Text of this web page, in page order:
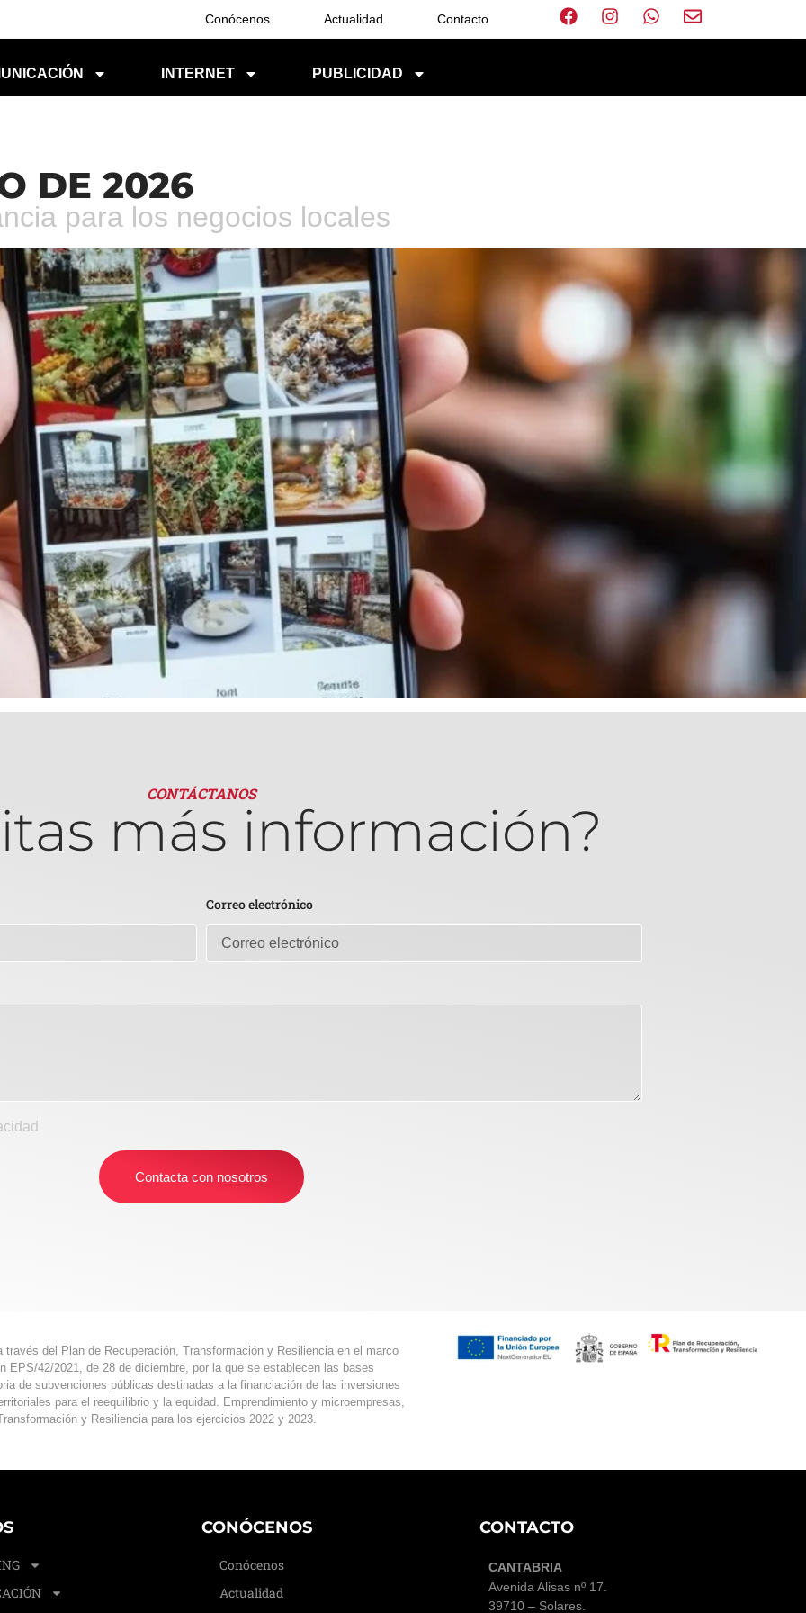
Conócenos Actualidad Contacto
INTERNET PUBLICIDAD
DE 2026
para los negocios locales
más información?
CONTÁCTANOS
Correo electrónico
Contacta con nosotros
del Plan de Recuperación, Transformación y Resiliencia en el marco
EPS/42/2021, de 28 de diciembre, por la que se establecen las bases
de subvenciones públicas destinadas a la financiación de las inversiones
para el reequilibrio y la equidad. Emprendimiento y microempresas,
y Resiliencia para los ejercicios 2022 y 2023.
CONÓCENOS
Conócenos
Actualidad
CONTACTO
CANTABRIA
Avenida Alisas nº 17
39710 – Solares.